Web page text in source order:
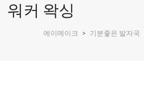
워커 왁싱
에이메이크 > 기분좋은 발자국